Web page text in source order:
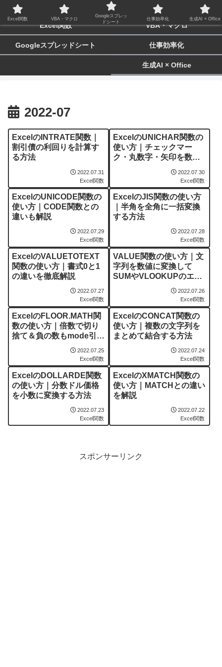
biz-tactics
Excel関数 VBA・マクロ
Googleスプレッドシート 仕事効率化
生成AI × Office
2022-07
ExcelのINTRATE関数｜
割引債の利回りを計算す
る方法
2022.07.31
Excel関数
ExcelのUNICHAR関数の
使い方｜チェックマー
ク・丸数字・矢印を数式
2022.07.30
Excel関数
ExcelのUNICODE関数の
使い方｜CODE関数との
違いも解説
2022.07.29
Excel関数
ExcelのJIS関数の使い方
｜半角を全角に一括変換
する方法
2022.07.28
Excel関数
ExcelのVALUETOTEXT
関数の使い方｜書式0と1
の違いを徹底解説
2022.07.27
Excel関数
VALUE関数の使い方｜文
字列を数値に変換して
SUMやVLOOKUPのエラ
2022.07.26
Excel関数
ExcelのFLOOR.MATH関
数の使い方｜倍数で切り
捨て＆負の数もmode引数
2022.07.25
Excel関数
ExcelのCONCAT関数の
使い方｜複数の文字列を
まとめて結合する方法
2022.07.24
Excel関数
ExcelのDOLLARDE関数
の使い方｜分数ドル価格
を小数に変換する方法
2022.07.23
Excel関数
ExcelのXMATCH関数の
使い方｜MATCHとの違い
を解説
2022.07.22
Excel関数
スポンサーリンク
Excel関数 VBA・マクロ
Googleスプレッ
ドシート
仕事効率化 生成AI × Office